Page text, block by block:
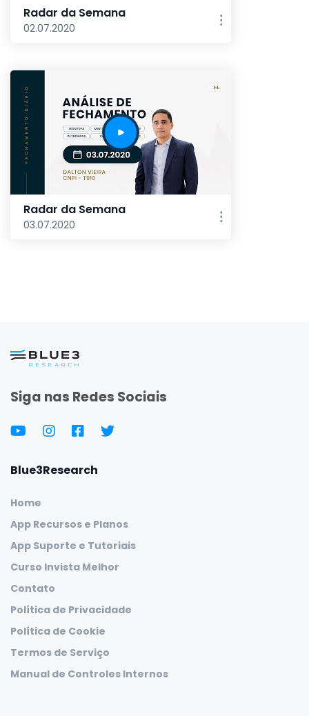
Radar da Semana
02.07.2020
Radar da Semana
03.07.2020
Siga nas Redes Sociais
Blue3Research
Home
App Recursos e Planos
App Suporte e Tutoriais
Curso Invista Melhor
Contato
Política de Privacidade
Política de Cookie
Termos de Serviço
Manual de Controles Internos